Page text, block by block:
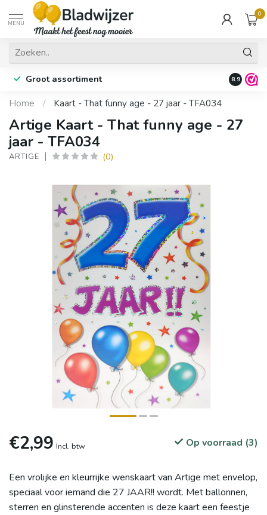
MENU
0
Groot assortiment Fysieke
8.9
Home / Kaart - That funny age - 27 jaar - TFA034
Artige Kaart - That funny age - 27
jaar - TFA034
ARTIGE (0)
€2,99 Incl. btw Op voorraad (3)
Een vrolijke en kleurrijke wenskaart van Artige met envelop,
speciaal voor iemand die 27 JAAR!! wordt. Met ballonnen,
sterren en glinsterende accenten is deze kaart een feestje